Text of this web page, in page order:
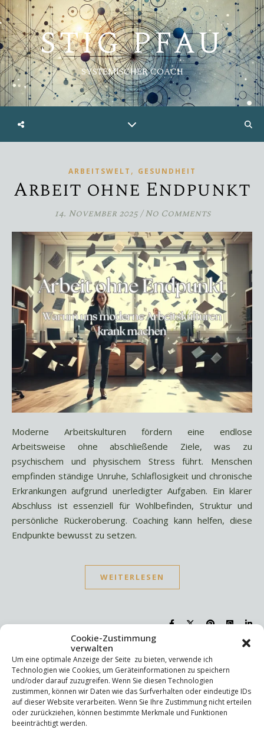
Cookie-Zustimmung
verwalten
Um eine optimale Anzeige der Seite zu bieten, verwende ich
Technologien wie Cookies, um Geräteinformationen zu speichern
und/oder darauf zuzugreifen. Wenn Sie diesen Technologien
zustimmen, können wir Daten wie das Surfverhalten oder eindeutige IDs
auf dieser Website verarbeiten. Wenn Sie Ihre Zustimmung nicht erteilen
oder zurückziehen, können bestimmte Merkmale und Funktionen
beeinträchtigt werden.
STIG PFAU
SYSTEMISCHER COACH
ARBEITSWELT , GESUNDHEIT
Arbeit ohne Endpunkt
14. November 2025/ No Comments
Moderne Arbeitskulturen fördern eine endlose
Arbeitsweise ohne abschließende Ziele, was zu
psychischem und physischem Stress führt. Menschen
empfinden ständige Unruhe, Schlaflosigkeit und chronische
Erkrankungen aufgrund unerledigter Aufgaben. Ein klarer
Abschluss ist essenziell für Wohlbefinden, Struktur und
persönliche Rückeroberung. Coaching kann helfen, diese
Endpunkte bewusst zu setzen.
WEITERLESEN
Suchen